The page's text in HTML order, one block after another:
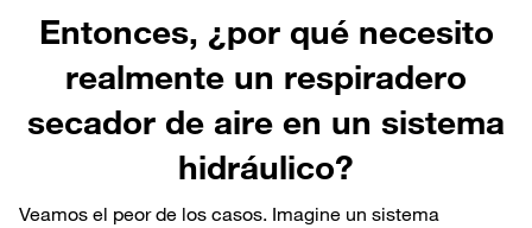
Entonces, ¿por qué necesito
realmente un respiradero
secador de aire en un sistema
hidráulico?
Veamos el peor de los casos. Imagine un sistema